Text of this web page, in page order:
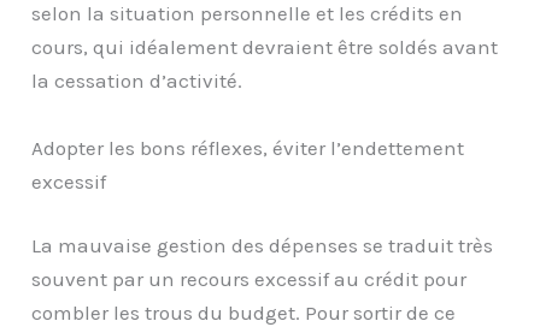
selon la situation personnelle et les crédits en
cours, qui idéalement devraient être soldés avant
la cessation d’activité.
Adopter les bons réflexes, éviter l’endettement
excessif
La mauvaise gestion des dépenses se traduit très
souvent par un recours excessif au crédit pour
combler les trous du budget. Pour sortir de ce